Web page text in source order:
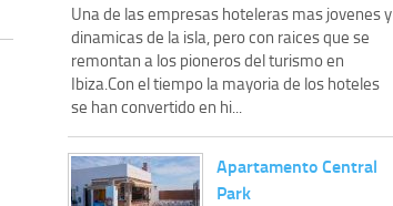
Una de las empresas hoteleras mas jovenes y
dinamicas de la isla, pero con raices que se
remontan a los pioneros del turismo en
Ibiza.Con el tiempo la mayoria de los hoteles
se han convertido en hi...
Apartamento Central
Park